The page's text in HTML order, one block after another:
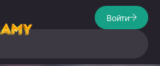
Войти